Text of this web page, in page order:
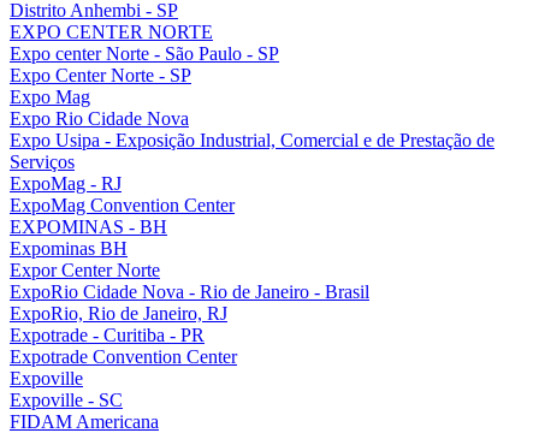
Distrito Anhembi - SP
EXPO CENTER NORTE
Expo center Norte - São Paulo - SP
Expo Center Norte - SP
Expo Mag
Expo Rio Cidade Nova
Expo Usipa - Exposição Industrial, Comercial e de Prestação de
Serviços
ExpoMag - RJ
ExpoMag Convention Center
EXPOMINAS - BH
Expominas BH
Expor Center Norte
ExpoRio Cidade Nova - Rio de Janeiro - Brasil
ExpoRio, Rio de Janeiro, RJ
Expotrade - Curitiba - PR
Expotrade Convention Center
Expoville
Expoville - SC
FIDAM Americana